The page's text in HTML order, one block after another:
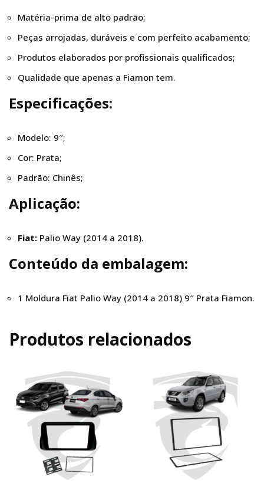
Matéria-prima de alto padrão;
Peças arrojadas, duráveis e com perfeito acabamento;
Produtos elaborados por profissionais qualificados;
Qualidade que apenas a Fiamon tem.
Especificações:
Modelo: 9″;
Cor: Prata;
Padrão: Chinês;
Aplicação:
Fiat: Palio Way (2014 a 2018).
Conteúdo da embalagem:
1 Moldura Fiat Palio Way (2014 a 2018) 9″ Prata Fiamon.
Produtos relacionados